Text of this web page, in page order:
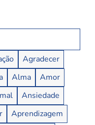
Agradecer
Alma
Amor
Ansiedade
Aprendizagem